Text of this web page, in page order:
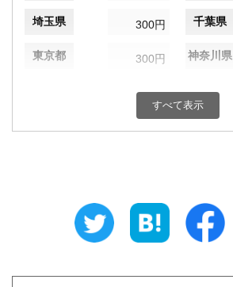
埼玉県 300円 千葉県
東京都 300円 神奈川県
300円 富山県
300円 三重県
すべて表示